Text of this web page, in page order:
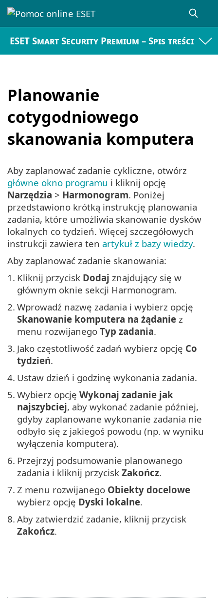
ESET Smart Security Premium – Spis treści
Planowanie
cotygodniowego
skanowania komputera
Aby zaplanować zadanie cykliczne, otwórz
główne okno programu i kliknij opcję
Narzędzia > Harmonogram. Poniżej
przedstawiono krótką instrukcję planowania
zadania, które umożliwia skanowanie dysków
lokalnych co tydzień. Więcej szczegółowych
instrukcji zawiera ten artykuł z bazy wiedzy.
Aby zaplanować zadanie skanowania:
1. Kliknij przycisk Dodaj znajdujący się w
głównym oknie sekcji Harmonogram.
2. Wprowadź nazwę zadania i wybierz opcję
Skanowanie komputera na żądanie z
menu rozwijanego Typ zadania.
3. Jako częstotliwość zadań wybierz opcję Co
tydzień.
4. Ustaw dzień i godzinę wykonania zadania.
5. Wybierz opcję Wykonaj zadanie jak
najszybciej, aby wykonać zadanie później,
gdyby zaplanowane wykonanie zadania nie
odbyło się z jakiegoś powodu (np. w wyniku
wyłączenia komputera).
6. Przejrzyj podsumowanie planowanego
zadania i kliknij przycisk Zakończ.
7. Z menu rozwijanego Obiekty docelowe
wybierz opcję Dyski lokalne.
8. Aby zatwierdzić zadanie, kliknij przycisk
Zakończ.